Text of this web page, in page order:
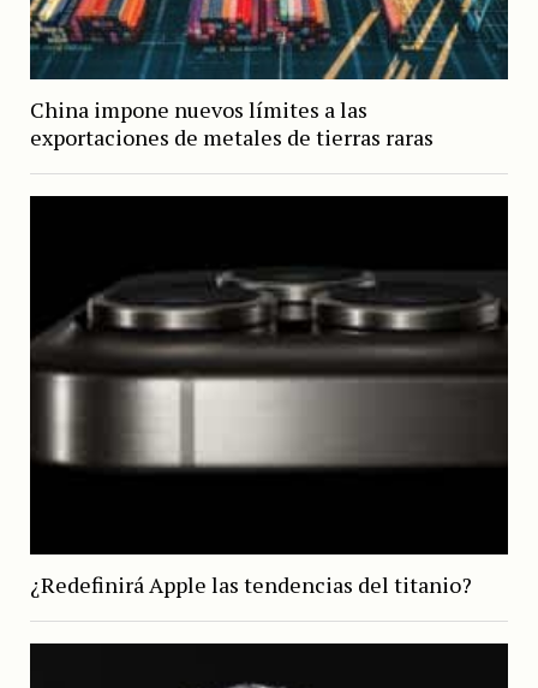
China impone nuevos límites a las
exportaciones de metales de tierras raras
¿Redefinirá Apple las tendencias del titanio?